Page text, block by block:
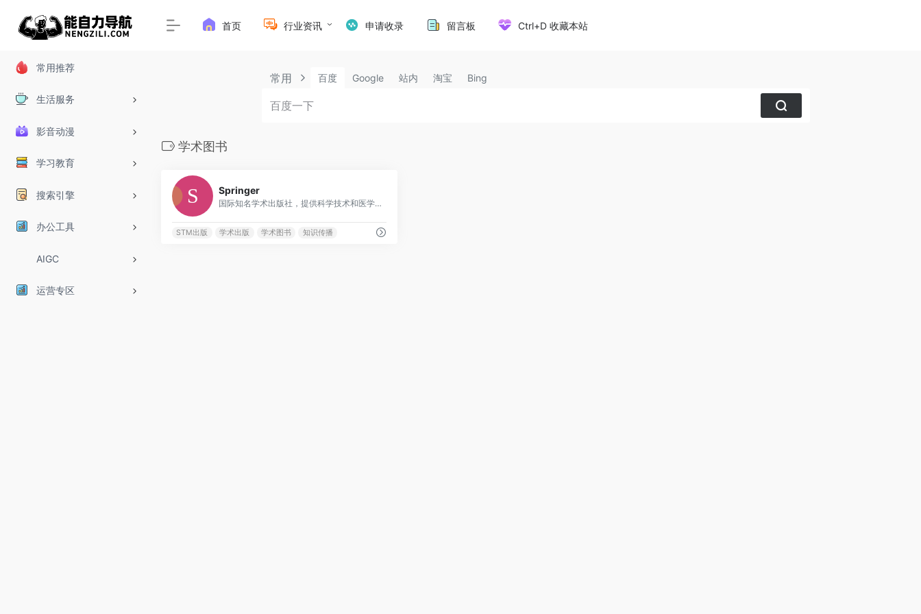
常用推荐
生活服务
影音动漫
学习教育
搜索引擎
办公工具
AIGC
运营专区
首页 行业资讯 申请收录 留言板 Ctrl+D 收藏本站
常用 百度 Google 站内 淘宝 Bing
学术图书
Springer
国际知名学术出版社，提供科学技术和医学领域的出版服务
STM出版 学术出版 学术图书 知识传播